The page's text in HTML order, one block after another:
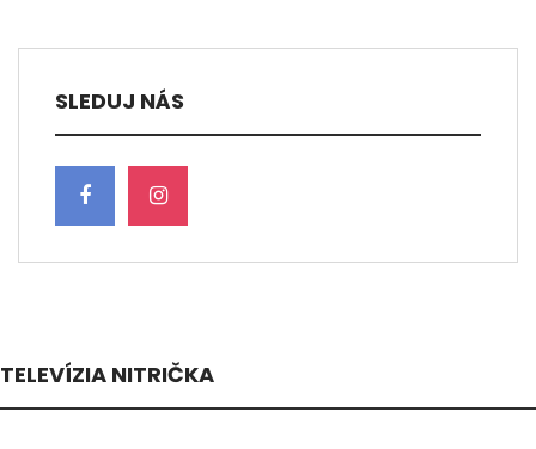
SLEDUJ NÁS
TELEVÍZIA NITRIČKA